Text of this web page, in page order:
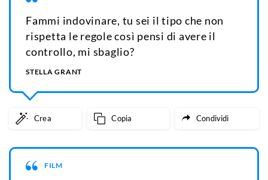
Fammi indovinare, tu sei il tipo che non
rispetta le regole così pensi di avere il
controllo, mi sbaglio?
STELLA GRANT
Crea Copia Condividi
FILM